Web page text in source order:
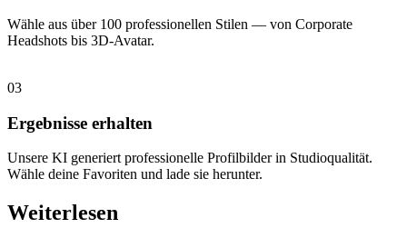
Wähle aus über 100 professionellen Stilen — von Corporate
Headshots bis 3D-Avatar.
03
Ergebnisse erhalten
Unsere KI generiert professionelle Profilbilder in Studioqualität.
Wähle deine Favoriten und lade sie herunter.
Weiterlesen